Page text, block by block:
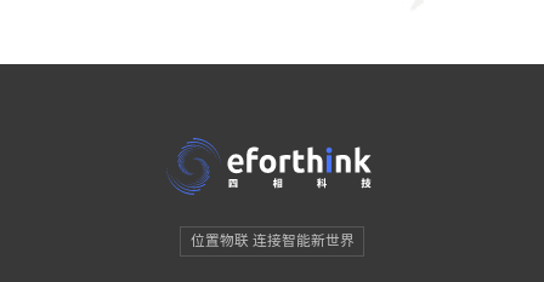
位置物联 连接智能新世界